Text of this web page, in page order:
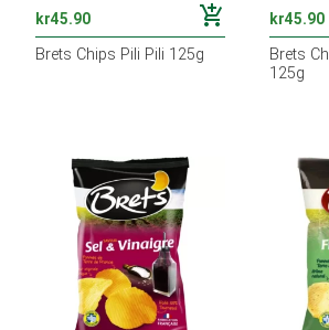
kr45.90 add_shopping_cart
Brets Chips Pili Pili 125g
kr45.90
Brets
125g